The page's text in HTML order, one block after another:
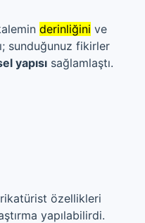
derinliğini ve
sunduğunuz fikirler
yapısı sağlamlaştı.
özellikleri
yapılabilirdi.